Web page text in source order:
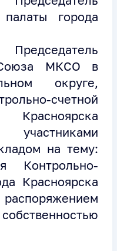
палаты города
Союза МКСО в
округе,
счетной
на тему:
Контрольно-
Красноярска